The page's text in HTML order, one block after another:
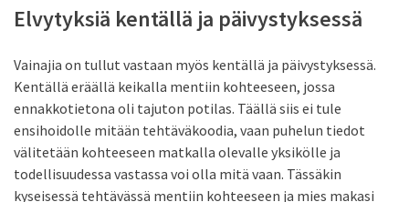
Elvytyksiä kentällä ja päivystyksessä
Vainajia on tullut vastaan myös kentällä ja päivystyksessä.
Kentällä eräällä keikalla mentiin kohteeseen, jossa
ennakkotietona oli tajuton potilas. Täällä siis ei tule
ensihoidolle mitään tehtäväkoodia, vaan puhelun tiedot
välitetään kohteeseen matkalla olevalle yksikölle ja
todellisuudessa vastassa voi olla mitä vaan. Tässäkin
kyseisessä tehtävässä mentiin kohteeseen ja mies makasi